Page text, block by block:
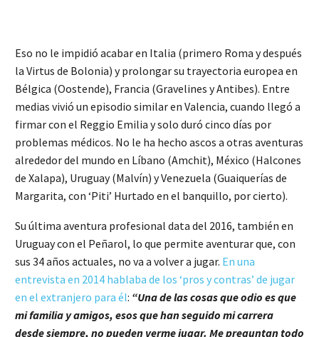
Eso no le impidió acabar en Italia (primero Roma y después
la Virtus de Bolonia) y prolongar su trayectoria europea en
Bélgica (Oostende), Francia (Gravelines y Antibes). Entre
medias vivió un episodio similar en Valencia, cuando llegó a
firmar con el Reggio Emilia y solo duró cinco días por
problemas médicos. No le ha hecho ascos a otras aventuras
alrededor del mundo en Líbano (Amchit), México (Halcones
de Xalapa), Uruguay (Malvín) y Venezuela (Guaiquerías de
Margarita, con ‘Piti’ Hurtado en el banquillo, por cierto).
Su última aventura profesional data del 2016, también en
Uruguay con el Peñarol, lo que permite aventurar que, con
sus 34 años actuales, no va a volver a jugar. En una
entrevista en 2014 hablaba de los ‘pros y contras’ de jugar
en el extranjero para él: “Una de las cosas que odio es que
mi familia y amigos, esos que han seguido mi carrera
desde siempre, no pueden verme jugar. Me preguntan todo